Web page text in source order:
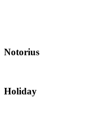
Notorius
Holiday